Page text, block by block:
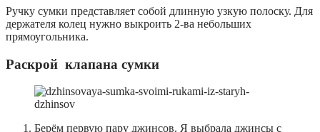
Ручку сумки представляет собой длинную узкую полоску. Для
держателя колец нужно выкроить 2-ва небольших
прямоугольника.
Раскрой клапана сумки
Берём первую пару джинсов. Я выбрала джинсы с